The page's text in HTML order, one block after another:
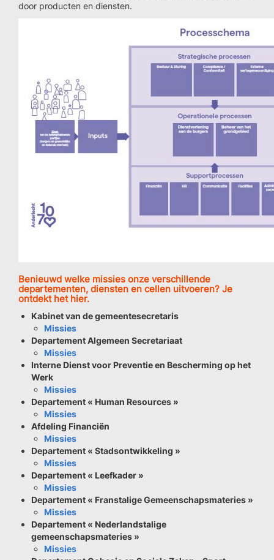
door producten en diensten.
Benieuwd welke missies onze verschillende
departementen, diensten en cellen uitvoeren? Je
ontdekt het hier.
Kabinet van de gemeentesecretaris
Missies
Departement Algemeen Secretariaat
Missies
Interne Dienst voor Preventie en Bescherming op het
Werk
Missies
Departement « Human Resources »
Missies
Afdeling Financiën
Missies
Departement « Stadsontwikkeling »
Missies
Departement « Leefkader »
Missies
Departement « Franstalige Gemeenschapsmateries »
Missies
Departement « Nederlandstalige
gemeenschapsmateries »
Missies